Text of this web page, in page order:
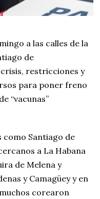
a las calles de la
de
restricciones y
para poner freno
“vacunas”
como Santiago de
a La Habana
de Melena y
y Camagüey y en
corearon